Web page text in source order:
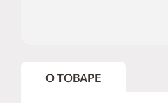
О ТОВАРЕ